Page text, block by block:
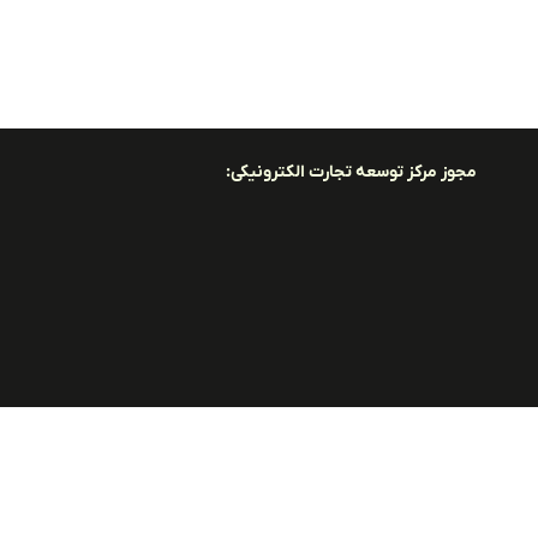
مجوز مرکز توسعه تجارت الکترونیکی: